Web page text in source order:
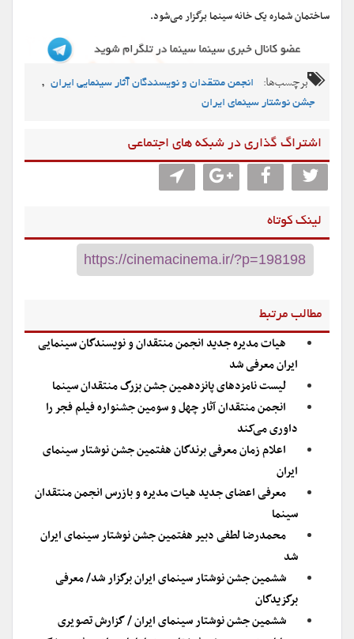
ساختمان شماره یک خانه سینما برگزار می‌شود.
برچسب‌ها: انجمن منتقدان و نویسندگان آثار سینمایی ایران ,
جشن نوشتار سینمای ایران
اشتراگ گذاری در شبکه های اجتماعی
لینک کوتاه
مطالب مرتبط
هیات مدیره جدید انجمن منتقدان و نویسندگان سینمایی
ایران معرفی شد
لیست نامزدهای پانزدهمین جشن بزرگ منتقدان سینما
انجمن منتقدان آثار چهل و سومین جشنواره فیلم فجر را
داوری می‌کند
اعلام زمان معرفی برندگان هفتمین جشن نوشتار سینمای
ایران
معرفی اعضای جدید هیات مدیره و بازرس انجمن منتقدان
سینما
محمدرضا لطفی دبیر هفتمین جشن نوشتار سینمای ایران
شد
ششمین جشن نوشتار سینمای ایران برگزار شد/ معرفی
برگزیدگان
ششمین جشن نوشتار سینمای ایران / گزارش تصویری